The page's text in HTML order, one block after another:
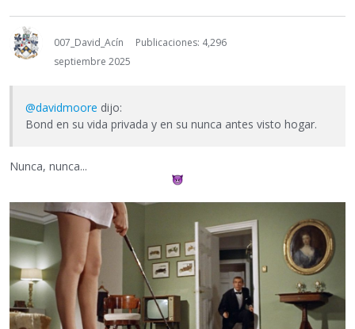
007_David_Acín
Publicaciones: 4,296
septiembre 2025
@davidmoore dijo:
Bond en su vida privada y en su nunca antes visto hogar.
Nunca, nunca...